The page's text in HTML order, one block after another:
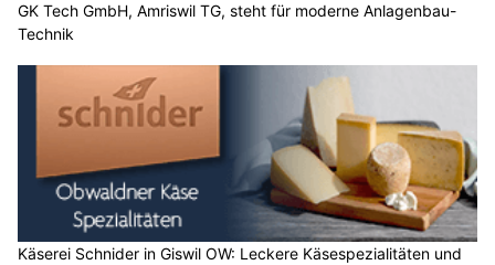
GK Tech GmbH, Amriswil TG, steht für moderne Anlagenbau-
Technik
Käserei Schnider in Giswil OW: Leckere Käsespezialitäten und